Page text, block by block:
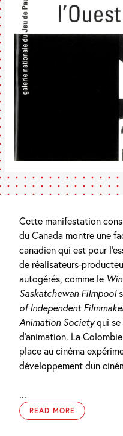
Cette manifestation
du Canada montre une
canadien qui est pour
de réalisateurs-
autogérés, comme le
Saskatchewan Filmpool
of Independent
Animation Societyqui se
d’animation. La
place au cinéma
développement dun
...
READ MORE